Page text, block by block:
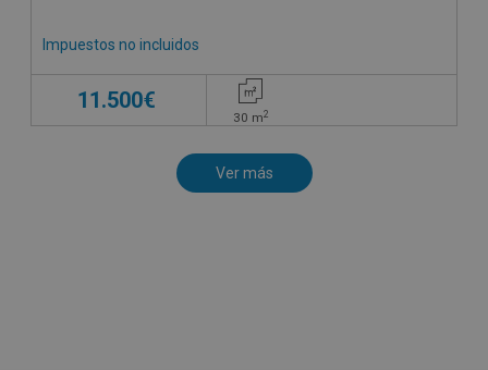
Impuestos no incluidos
11.500€
30 m2